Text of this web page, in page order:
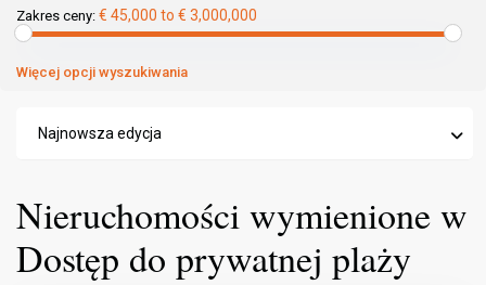
Zakres ceny: € 45,000 to € 3,000,000
Więcej opcji wyszukiwania
Najnowsza edycja
Nieruchomości wymienione w
Dostęp do prywatnej plaży